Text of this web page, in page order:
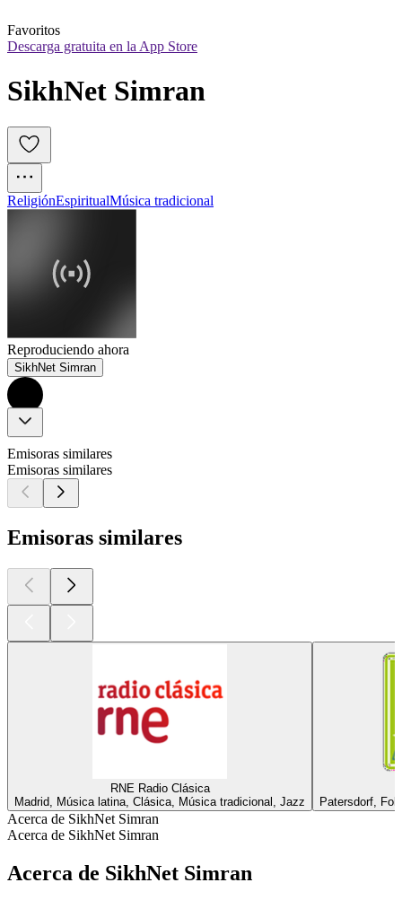
Favoritos
Descarga gratuita en la App Store
SikhNet Simran
ReligiónEspiritualMúsica tradicional
Reproduciendo ahora
SikhNet Simran
Emisoras similares
Emisoras similares
Emisoras similares
RNE Radio Clásica
Madrid, Música latina, Clásica, Música tradicional, Jazz
Patersdorf,
Acerca de SikhNet Simran
Acerca de SikhNet Simran
Acerca de SikhNet Simran